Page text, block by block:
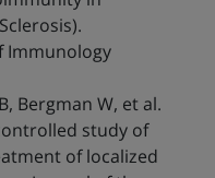
Immunology
Bergman W, et al.
study of
of localized